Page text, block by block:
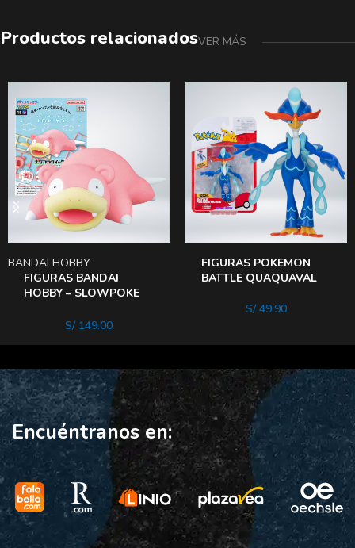
Productos relacionadosVER MÁS
FIGURAS BANDAI
HOBBY – SLOWPOKE
BANDAI HOBBY
S/149.00
FIGURAS POKEMON
BATTLE QUAQUAVAL
S/49.90
Encuéntranos en: